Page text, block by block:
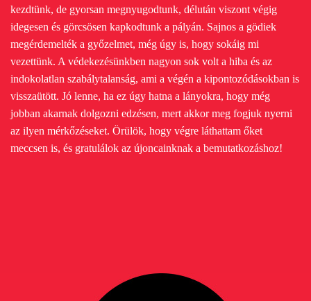
kezdtünk, de gyorsan megnyugodtunk, délután viszont végig
idegesen és görcsösen kapkodtunk a pályán. Sajnos a gödiek
megérdemelték a győzelmet, még úgy is, hogy sokáig mi
vezettünk. A védekezésünkben nagyon sok volt a hiba és az
indokolatlan szabálytalanság, ami a végén a kipontozódásokban is
visszaütött. Jó lenne, ha ez úgy hatna a lányokra, hogy még
jobban akarnak dolgozni edzésen, mert akkor meg fogjuk nyerni
az ilyen mérkőzéseket. Örülök, hogy végre láthattam őket
meccsen is, és gratulálok az újoncainknak a bemutatkozáshoz!